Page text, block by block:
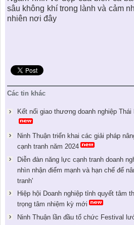
sâu không khí trong lành và cảm
nhiên nơi đây
Các tin khác
Kết nối giao thương doanh nghiệp
Ninh Thuận triển khai các giải pháp
cạnh tranh năm 2024
Diễn đàn năng lực cạnh tranh doanh
nhìn nhận điểm mạnh và hạn chế để
tranh'
Hiệp hội Doanh nghiệp tỉnh quyết tâm
trọng tâm nhiệm kỳ mới
Ninh Thuận lần đầu tổ chức Festival